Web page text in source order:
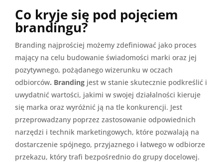
Co kryje się pod pojęciem
brandingu?
Branding najprościej możemy zdefiniować jako proces
mający na celu budowanie świadomości marki oraz jej
pozytywnego, pożądanego wizerunku w oczach
odbiorców. Branding jest w stanie skutecznie podkreślić i
uwydatnić wartości, jakimi w swojej działalności kieruje
się marka oraz wyróżnić ją na tle konkurencji. Jest
przeprowadzany poprzez zastosowanie odpowiednich
narzędzi i technik marketingowych, które pozwalają na
dostarczenie spójnego, przyjaznego i łatwego w odbiorze
przekazu, który trafi bezpośrednio do grupy docelowej.